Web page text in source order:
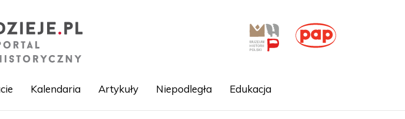
Kalendaria Artykuły Niepodległa Edukacja